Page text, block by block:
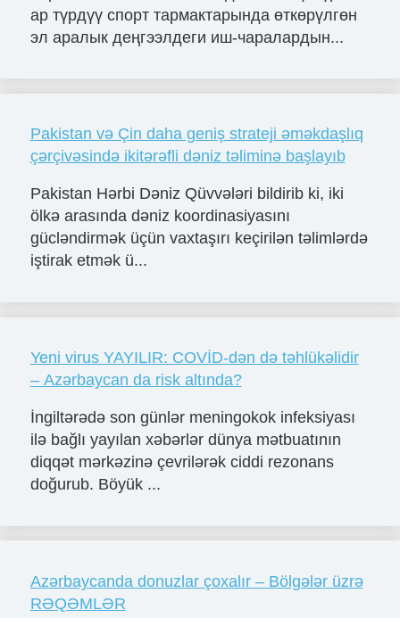
ар түрдүү спорт тармактарында өткөрүлгөн
эл аралык деңгээлдеги иш-чаралардын...
Pakistan və Çin daha geniş strateji əməkdaşlıq
çərçivəsində ikitərəfli dəniz təliminə başlayıb
Pakistan Hərbi Dəniz Qüvvələri bildirib ki, iki
ölkə arasında dəniz koordinasiyasını
gücləndirmək üçün vaxtaşırı keçirilən təlimlərdə
iştirak etmək ü...
Yeni virus YAYILIR: COVİD-dən də təhlükəlidir
– Azərbaycan da risk altında?
İngiltərədə son günlər meningokok infeksiyası
ilə bağlı yayılan xəbərlər dünya mətbuatının
diqqət mərkəzinə çevrilərək ciddi rezonans
doğurub. Böyük ...
Azərbaycanda donuzlar çoxalır – Bölgələr üzrə
RƏQƏMLƏR